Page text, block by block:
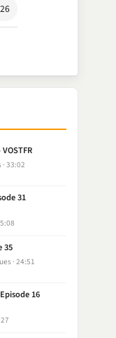
33:02
31
35
24:51
16